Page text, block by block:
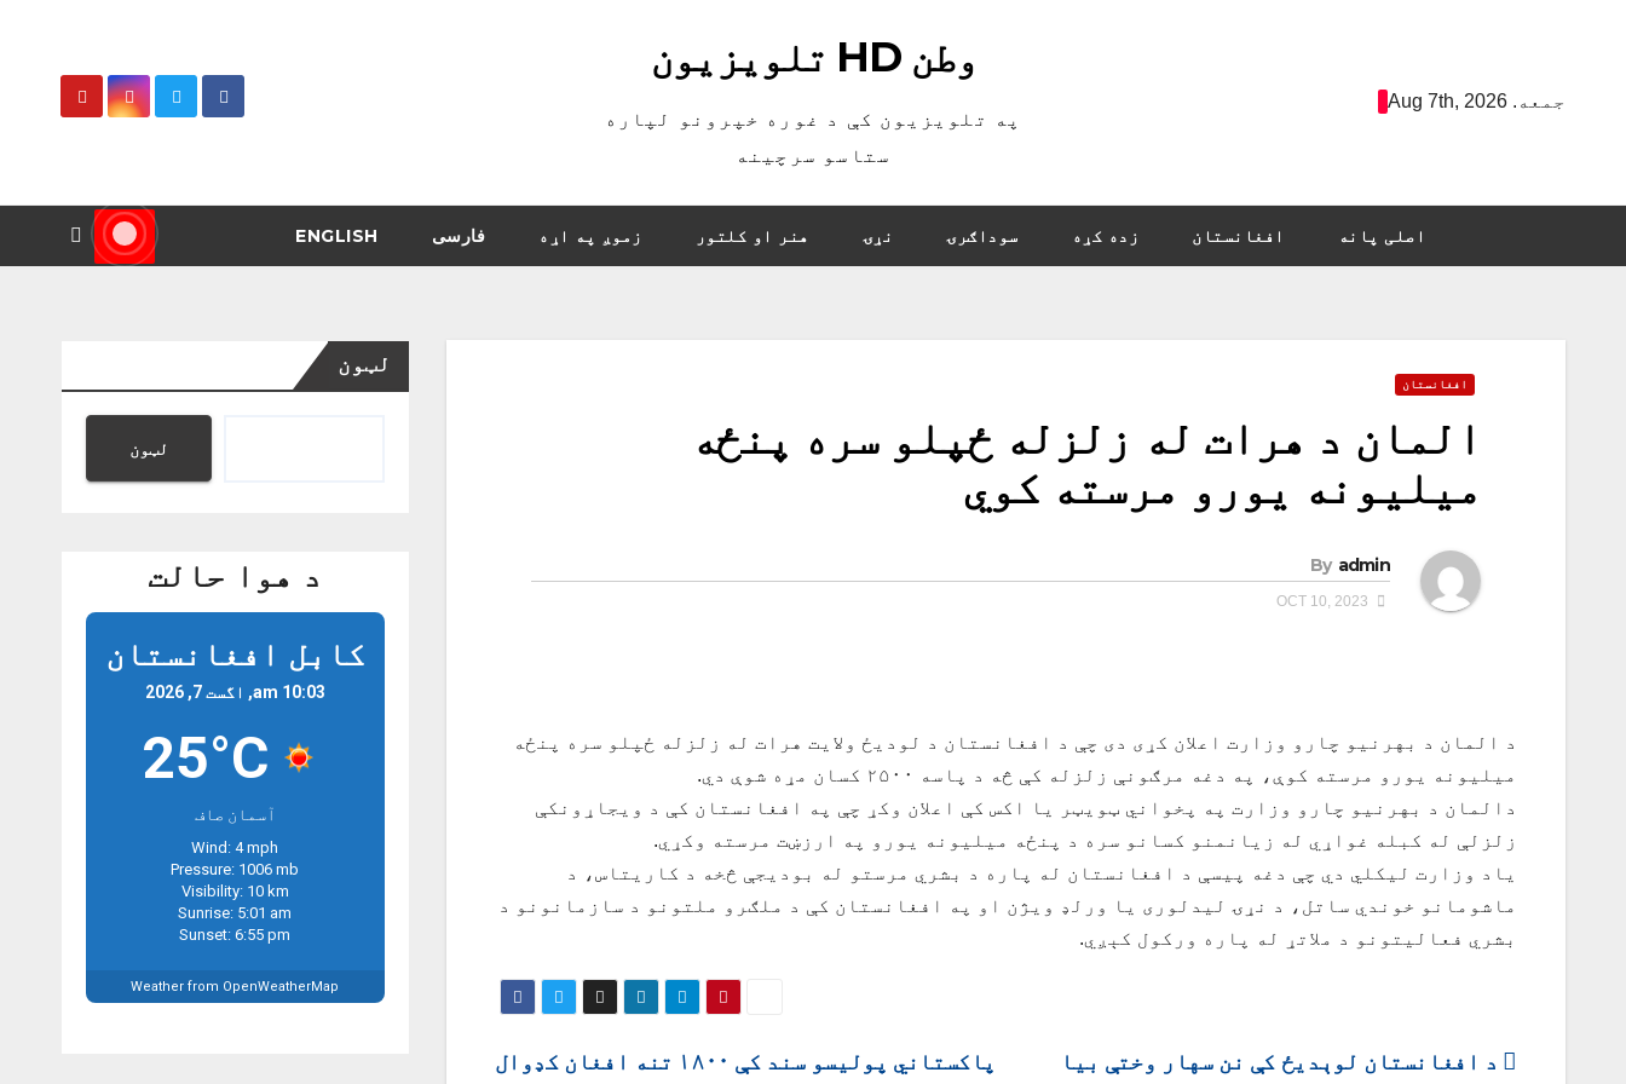
جمعه. Aug 7th, 2026
وطن HD تلویزیون
په تلویزیون کې د غوره خپرونو لپاره
ستاسو سرچینه
اصلی پانه افغانستان زده کړه سوداګرۍ نړۍ هنر او کلتور زموږ په اړه فارسی ENGLISH
افغانستان
المان د هرات له زلزله ځپلو سره پنځه
میلیونه یورو مرسته کوي
By admin
د المان د بهرنیو چارو وزارت اعلان کړی دی چې د افغانستان د لودیځ ولايت هرات له زلزله ځپلو سره پنځه
میلیونه یورو مرسته کوې، په دغه مرګونې زلزله کې څه د پاسه ۲۵۰۰ کسان مړه شوې دي.
دالمان د بهرنیو چارو وزارت په پخواني ټویټر یا اکس کې اعلان وکړ چې په افغانستان کې د ویجاړونکې
زلزلې له کبله غواړي له زیانمنو کسانو سره د پنځه میلیونه یورو په ارزښت مرسته وکړي.
یاد وزارت لیکلي دي چې دغه پیسې د افغانستان له پاره د بشري مرستو له بودیجې څخه د کاریتاس، د
ماشومانو خوندي ساتل، د نړۍ لیدلوری یا ورلډ ویژن او په افغانستان کې د ملګرو ملتونو د سازمانونو د
بشري فعالیتونو د ملاتړ له پاره ورکول کېږي.
ليکنه
پاکستاني پوليسو سند کې ۱۸۰۰ تنه افغان کډوال
د افغانستان لوېدیځ کې نن سهار وختې بیا
لټون
لټون
د هوا حالت
کابل افغانستان
10:03 am, اگست 7, 2026
25°C
آسمان صاف
Wind: 4 mph
Pressure: 1006 mb
Visibility: 10 km
Sunrise: 5:01 am
Sunset: 6:55 pm
Weather from OpenWeatherMap